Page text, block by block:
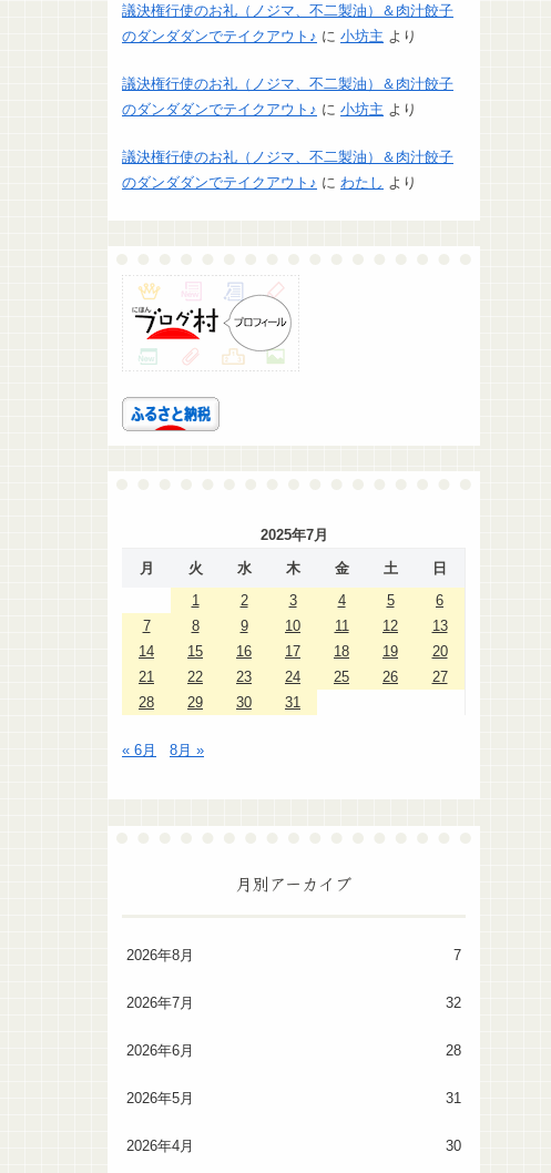
議決権行使のお礼（ノジマ、不二製油）＆肉汁餃子
のダンダダンでテイクアウト♪ に 小坊主 より
議決権行使のお礼（ノジマ、不二製油）＆肉汁餃子
のダンダダンでテイクアウト♪ に 小坊主 より
議決権行使のお礼（ノジマ、不二製油）＆肉汁餃子
のダンダダンでテイクアウト♪ に わたし より
2025年7月
月
火 水 木 金 土
日
1
2 3 4 5
6
7
8 9 10 11 12
13
14
15 16 17 18 19
20
21
22 23 24 25 26
27
28
29 30 31
« 6月 8月 »
月別アーカイブ
2026年8月 7
2026年7月 32
2026年6月 28
2026年5月 31
2026年4月 30